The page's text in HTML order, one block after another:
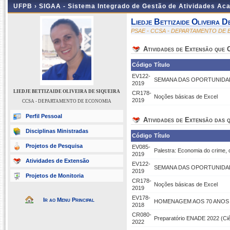
UFPB › SIGAA - Sistema Integrado de Gestão de Atividades
LIEDJE BETTIZAIDE OLIVEIRA DE SIQUEIRA
CCSA - DEPARTAMENTO DE ECONOMIA
Perfil Pessoal
Disciplinas Ministradas
Projetos de Pesquisa
Atividades de Extensão
Projetos de Monitoria
Ir ao Menu Principal
Liedje Bettizaide Oliveira
PSAE - CCSA - DEPARTAMENTO DE
Atividades de Extensão que
Código Título
EV122-
2019
SEMANA DAS
CR178-
2019
Noções básicas de Excel
Atividades de Extensão das
Código Título
EV085-
2019
Palestra: Economia do
EV122-
2019
SEMANA DAS
CR178-
2019
Noções básicas de Excel
EV178-
2018
HOMENAGEM AOS 70
CR080-
2022
Preparatório ENADE 2022